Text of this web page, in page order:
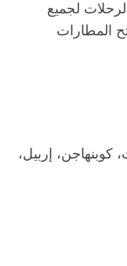
لجميع
المطارات
كوبنهاجن، إربيل،
العام